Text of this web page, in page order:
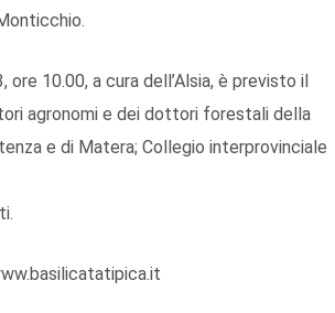
10.00, a cura dell’Alsia, è previsto il
agronomi e dei dottori forestali della
e di Matera; Collegio interprovinciale